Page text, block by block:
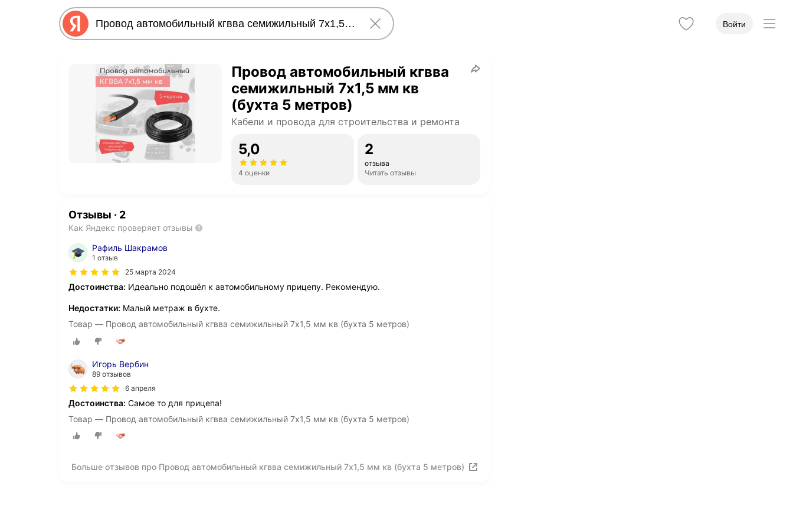
Войти
Провод автомобильный кгвва
семижильный 7х1,5 мм кв
(бухта 5 метров)
Кабели и провода для строительства и ремонта
5,0
4 оценки
2
отзыва
Читать отзывы
Отзывы · 2
Как Яндекс проверяет отзывы
Рафиль Шакрамов
1 отзыв
25 марта 2024
Достоинства: Идеально подошёл к автомобильному прицепу. Рекомендую.
Недостатки: Малый метраж в бухте.
Товар — Провод автомобильный кгвва семижильный 7х1,5 мм кв (бухта 5 метров)
Игорь Вербин
89 отзывов
6 апреля
Достоинства: Самое то для прицепа!
Товар — Провод автомобильный кгвва семижильный 7х1,5 мм кв (бухта 5 метров)
Больше отзывов про Провод автомобильный кгвва семижильный 7х1,5 мм кв (бухта 5 метров)